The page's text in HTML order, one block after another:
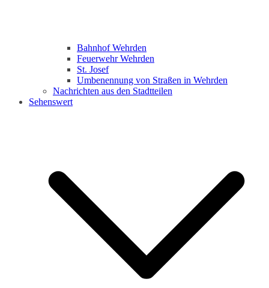
Bahnhof Wehrden
Feuerwehr Wehrden
St. Josef
Umbenennung von Straßen in Wehrden
Nachrichten aus den Stadtteilen
Sehenswert